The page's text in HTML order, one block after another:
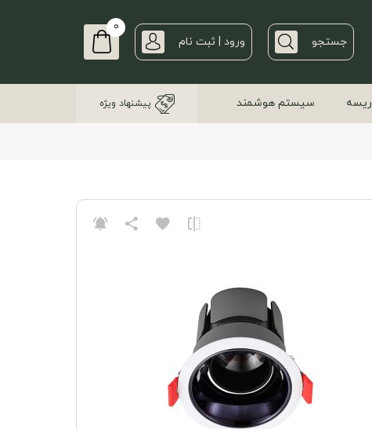
جستجو ورود | ثبت نام
0
ریسه سیستم هوشمند پیشنهاد ویژه